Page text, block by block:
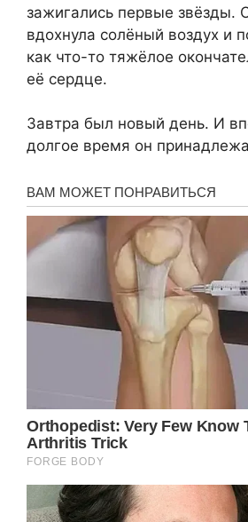
зажигались первые звёзды.
вдохнула солёный воздух и
как что-то тяжёлое
её сердце.
Завтра был новый день. И
долгое время он